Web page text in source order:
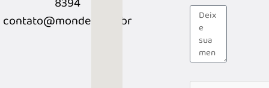
contato@monder.com.br